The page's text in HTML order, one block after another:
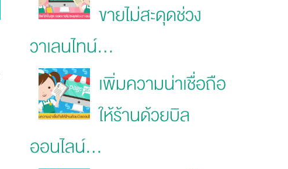
ขายไม่สะดุดช่วง
วาเลนไทน์...
เพิ่มความน่าเชื่อถือ
ให้ร้านด้วยบิล
ออนไลน์...